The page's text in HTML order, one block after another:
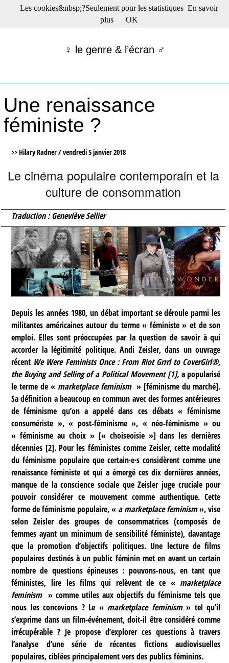
☰ Menu
Films récents
Tribunes
Archives
S’abonner à la Lettre !
♀ le genre & l’écran ♂
Une renaissance
féministe ?
>> Hilary Radner /vendredi 5 janvier 2018
Le cinéma populaire contemporain et la
culture de consommation
Traduction : Geneviève Sellier
Depuis les années 1980, un débat important se déroule parmi les
militantes américaines autour du terme « féministe » et de son
emploi. Elles sont préoccupées par la question de savoir à qui
accorder la légitimité politique. Andi Zeisler, dans un ouvrage
récent We Were Feminists Once : From Riot Grrrl to CoverGirl®,
the Buying and Selling of a Political Movement[1],a popularisé
le terme de « marketplace feminism » [féminisme du marché].
Sa définition a beaucoup en commun avec des formes antérieures
de féminisme qu’on a appelé dans ces débats « féminisme
consumériste », « post-féminisme », « néo-féminisme » ou
« féminisme au choix » [« choiseoisie »] dans les dernières
décennies [2]. Pour les féministes comme Zeisler, cette modalité
du féminisme populaire que certain·e·s considèrent comme une
renaissance féministe et qui a émergé ces dix dernières années,
manque de la conscience sociale que Zeisler juge cruciale pour
pouvoir considérer ce mouvement comme authentique. Cette
forme de féminisme populaire, « a marketplace feminism», vise
selon Zeisler des groupes de consommatrices (composés de
femmes ayant un minimum de sensibilité féministe), davantage
que la promotion d’objectifs politiques. Une lecture de films
populaires destinés à un public féminin met en avant un certain
nombre de questions épineuses : pouvons-nous, en tant que
féministes, lire les films qui relèvent de ce « marketplace
feminism » comme utiles aux objectifs du féminisme tels que
nous les concevions ? Le « marketplace feminism» tel qu’il
s’exprime dans un film-événement, doit-il être considéré comme
irrécupérable ? Je propose d’explorer ces questions à travers
l’analyse d’une série de récentes fictions audiovisuelles
populaires, ciblées principalement vers des publics féminins.
Les cookies&nbsp;?Seulement pour les statistiques En savoir
plus
OK